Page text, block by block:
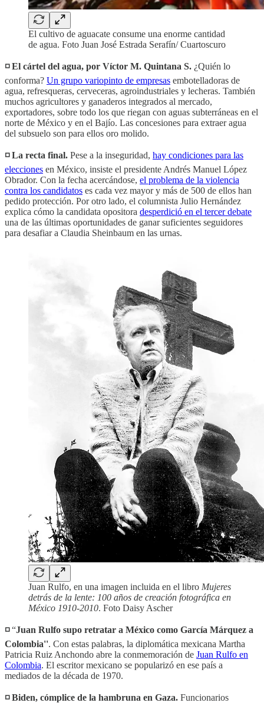
El cultivo de aguacate consume una enorme cantidad
de agua. Foto Juan José Estrada Serafín/ Cuartoscuro
◽️ El cártel del agua, por Víctor M. Quintana S. ¿Quién lo
conforma? Un grupo variopinto de empresas embotelladoras de
agua, refresqueras, cerveceras, agroindustriales y lecheras. También
muchos agricultores y ganaderos integrados al mercado,
exportadores, sobre todo los que riegan con aguas subterráneas en el
norte de México y en el Bajío. Las concesiones para extraer agua
del subsuelo son para ellos oro molido.
◽️ La recta final. Pese a la inseguridad, hay condiciones para las
elecciones en México, insiste el presidente Andrés Manuel López
Obrador. Con la fecha acercándose, el problema de la violencia
contra los candidatos es cada vez mayor y más de 500 de ellos han
pedido protección. Por otro lado, el columnista Julio Hernández
explica cómo la candidata opositora desperdició en el tercer debate
una de las últimas oportunidades de ganar suficientes seguidores
para desafiar a Claudia Sheinbaum en las urnas.
Juan Rulfo, en una imagen incluida en el libro Mujeres
detrás de la lente: 100 años de creación fotográfica en
México 1910-2010. Foto Daisy Ascher
◽️“Juan Rulfo supo retratar a México como García Márquez a
Colombia''. Con estas palabras, la diplomática mexicana Martha
Patricia Ruiz Anchondo abre la conmemoración de Juan Rulfo en
Colombia. El escritor mexicano se popularizó en ese país a
mediados de la década de 1970.
◽️ Biden, cómplice de la hambruna en Gaza. Funcionarios